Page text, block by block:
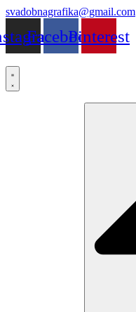
Preskočiť
obsah
svadobnagrafika@gmail.com
FacebookPinterest